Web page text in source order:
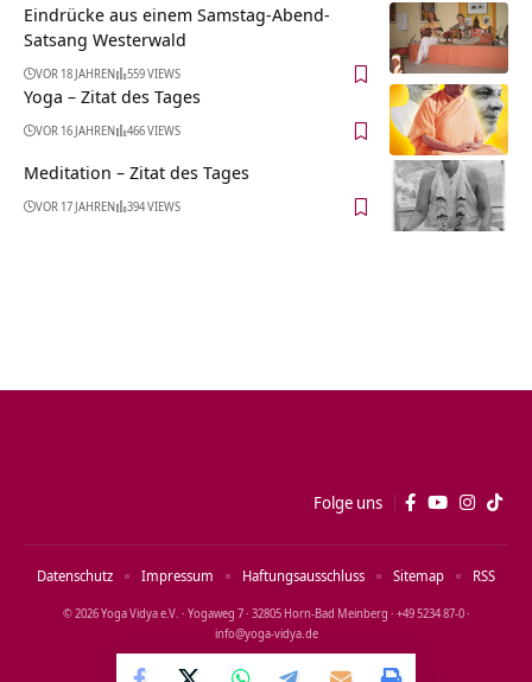
Eindrücke aus einem Samstag-Abend-
Satsang Westerwald
VOR 18 JAHREN 559 VIEWS
Yoga – Zitat des Tages
VOR 16 JAHREN 466 VIEWS
Meditation – Zitat des Tages
VOR 17 JAHREN 394 VIEWS
Folge uns
© 2026 Yoga Vidya e.V. · Yogaweg 7 · 32805 Horn‑Bad Meinberg · +49 5234 87‑0 ·
info@yoga‑vidya.de
Datenschutz Impressum Haftungsausschluss Sitemap RSS